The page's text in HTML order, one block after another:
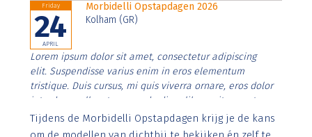
Friday
24
APRIL
Morbidelli Opstapdagen 2026
Kolham (GR)
Lorem ipsum dolor sit amet, consectetur adipiscing
elit. Suspendisse varius enim in eros elementum
tristique. Duis cursus, mi quis viverra ornare, eros dolor
interdum nulla, ut commodo diam libero vitae erat.
Aenean faucibus nibh et justo cursus id rutrum lorem
imperdiet. Nunc ut sem vitae risus tristique posuere.
Tijdens de Morbidelli Opstapdagen krijg je de kans